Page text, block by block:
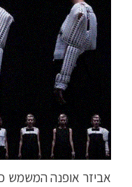
אביזר אופנה המשמש